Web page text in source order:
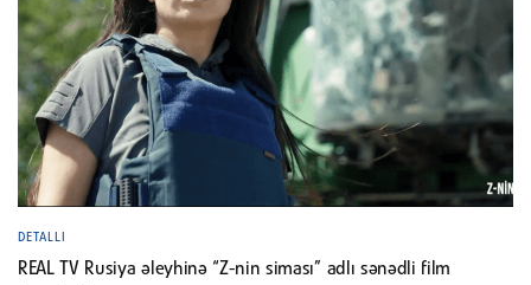
DETALLI
REAL TV Rusiya əleyhinə “Z-nin siması” adlı sənədli film